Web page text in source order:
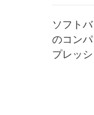
ソフト
のコン
プレッ